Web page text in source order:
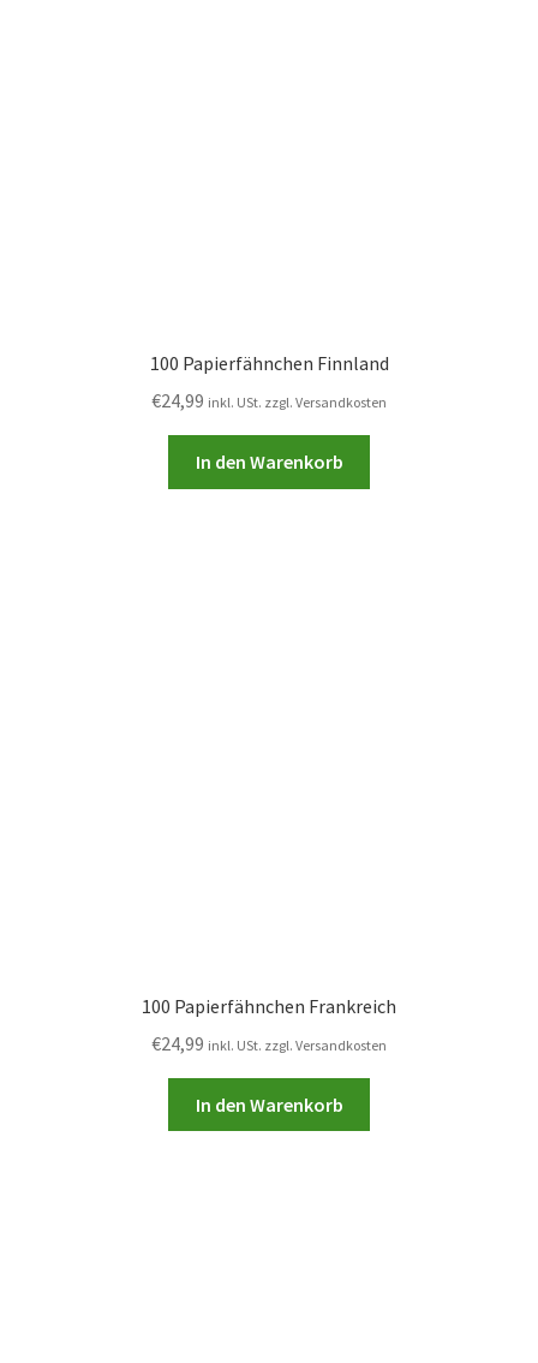
100 Papierfähnchen Finnland
€24,99 inkl. USt. zzgl. Versandkosten
In den Warenkorb
100 Papierfähnchen Frankreich
€24,99 inkl. USt. zzgl. Versandkosten
In den Warenkorb